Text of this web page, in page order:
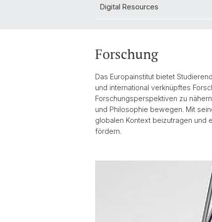
Digital Resources
Forschung
Das Europainstitut bietet
und international verknüpftes
Forschungsperspektiven zu
und Philosophie bewegen. Mit
globalen Kontext beizutragen und
fördern.